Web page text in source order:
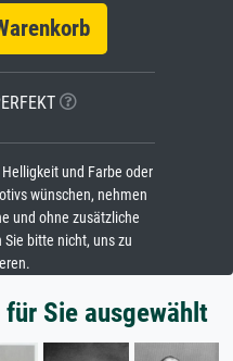
und Farbe oder
wünschen, nehmen
und ohne zusätzliche
Sie bitte nicht, uns zu
Sie ausgewählt